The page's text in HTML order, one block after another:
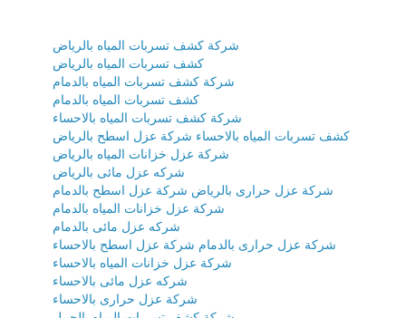
شركة كشف تسربات المياه بالرياض
كشف تسربات المياه بالرياض
شركة كشف تسربات المياه بالدمام
كشف تسربات المياه بالدمام
شركة كشف تسربات المياه بالاحساء
كشف تسربات المياه بالاحساء شركة عزل اسطح بالرياض
شركة عزل خزانات المياه بالرياض
شركه عزل مائى بالرياض
شركة عزل حرارى بالرياض شركة عزل اسطح بالدمام
شركة عزل خزانات المياه بالدمام
شركه عزل مائى بالدمام
شركة عزل حرارى بالدمام شركة عزل اسطح بالاحساء
شركة عزل خزانات المياه بالاحساء
شركه عزل مائى بالاحساء
شركة عزل حرارى بالاحساء